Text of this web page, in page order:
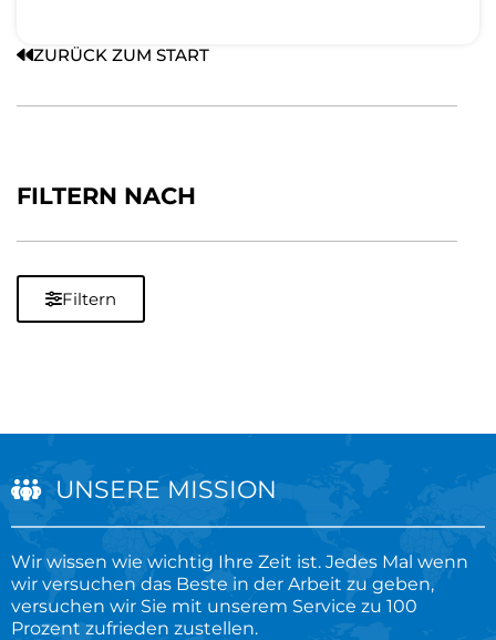
ZURÜCK ZUM START
FILTERN NACH
Filtern
UNSERE MISSION
Wir wissen wie wichtig Ihre Zeit ist. Jedes Mal wenn
wir versuchen das Beste in der Arbeit zu geben,
versuchen wir Sie mit unserem Service zu 100
Prozent zufrieden zustellen.